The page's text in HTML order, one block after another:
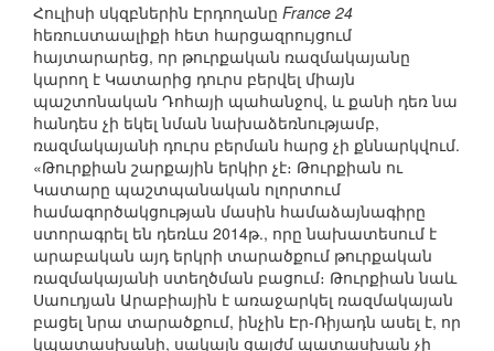
Հուլիսի սկզբներին Էրդողանը France 24
հեռուստաալիքի հետ հարցազրույցում
հայտարարեց, որ թուրքական ռազմակայանը
կարող է Կատարից դուրս բերվել միայն
պաշտոնական Դոհայի պահանջով, և քանի դեռ նա
հանդես չի եկել նման նախաձեռնությամբ,
ռազմակայանի դուրս բերման հարց չի քննարկվում.
«Թուրքիան շարքային երկիր չէ։ Թուրքիան ու
Կատարը պաշտպանական ոլորտում
համագործակցության մասին համաձայնագիրը
ստորագրել են դեռևս 2014թ., որը նախատեսում է
արաբական այդ երկրի տարածքում թուրքական
ռազմակայանի ստեղծման բացում։ Թուրքիան նաև
Սաուդյան Արաբիային է առաջարկել ռազմակայան
բացել նրա տարածքում, ինչին Էր-Ռիյադն ասել է, որ
կպատասխանի, սակայն ցայժմ պատասխան չի